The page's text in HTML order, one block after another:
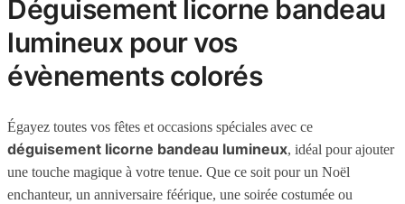
Déguisement licorne bandeau
lumineux pour vos
évènements colorés
Égayez toutes vos fêtes et occasions spéciales avec ce
déguisement licorne bandeau lumineux, idéal pour ajouter
une touche magique à votre tenue. Que ce soit pour un Noël
enchanteur, un anniversaire féérique, une soirée costumée ou